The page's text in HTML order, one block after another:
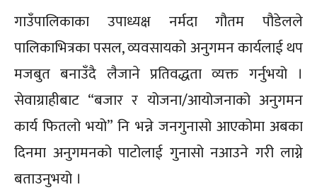
गाउँपालिकाका उपाध्यक्ष नर्मदा गौतम पौडेलले
पालिकाभित्रका पसल, व्यवसायको अनुगमन कार्यलाई थप
मजबुत बनाउँदै लैजाने प्रतिवद्धता व्यक्त गर्नुभयो ।
सेवाग्राहीबाट “बजार र योजना/आयोजनाको अनुगमन
कार्य फितलो भयो” नि भन्ने जनगुनासो आएकोमा अबका
दिनमा अनुगमनको पाटोलाई गुनासो नआउने गरी लाग्ने
बताउनुभयो ।